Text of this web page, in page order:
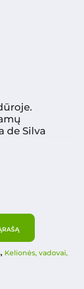
de Silva
, Kelionės, vadovai,